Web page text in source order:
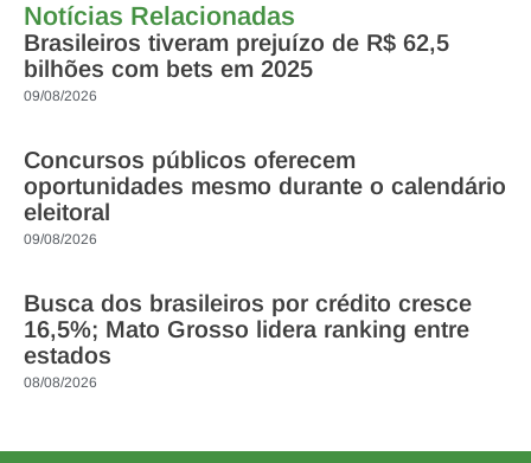
Notícias Relacionadas
Brasileiros tiveram prejuízo de R$ 62,5
bilhões com bets em 2025
09/08/2026
Concursos públicos oferecem
oportunidades mesmo durante o calendário
eleitoral
09/08/2026
Busca dos brasileiros por crédito cresce
16,5%; Mato Grosso lidera ranking entre
estados
08/08/2026